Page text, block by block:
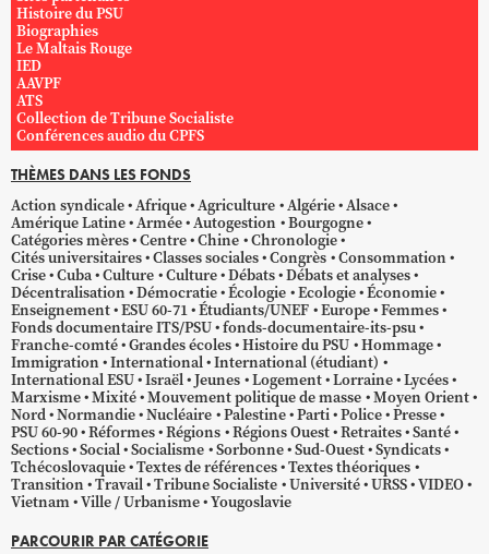
Histoire du PSU
Biographies
Le Maltais Rouge
IED
AAVPF
ATS
Collection de Tribune Socialiste
Conférences audio du CPFS
THÈMES DANS LES FONDS
Action syndicale Afrique Agriculture Algérie Alsace
Amérique Latine Armée Autogestion
Bourgogne
Catégories mères Centre Chine Chronologie
Cités universitaires Classes sociales Congrès Consommation
Crise Cuba Culture Culture Débats Débats et analyses
Décentralisation Démocratie Écologie Ecologie Économie
Enseignement ESU 60-71 Étudiants/UNEF Europe Femmes
Fonds documentaire ITS/PSU fonds-documentaire-its-psu
Franche-comté Grandes écoles Histoire du PSU Hommage
Immigration International International (étudiant)
International ESU Israël Jeunes Logement Lorraine Lycées
Marxisme Mixité Mouvement politique de masse Moyen Orient
Nord Normandie Nucléaire Palestine Parti Police Presse
PSU 60-90 Réformes Régions Régions Ouest Retraites Santé
Sections Social Socialisme Sorbonne Sud-Ouest Syndicats
Tchécoslovaquie Textes de références Textes théoriques
Transition Travail Tribune Socialiste Université URSS VIDEO
Vietnam Ville / Urbanisme Yougoslavie
PARCOURIR PAR CATÉGORIE